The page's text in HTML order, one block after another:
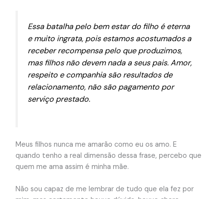
Essa batalha pelo bem estar do filho é eterna
e muito ingrata, pois estamos acostumados a
receber recompensa pelo que produzimos,
mas filhos não devem nada a seus pais. Amor,
respeito e companhia são resultados de
relacionamento, não são pagamento por
serviço prestado.
Meus filhos nunca me amarão como eu os amo. E
quando tenho a real dimensão dessa frase, percebo que
quem me ama assim é minha mãe.
Não sou capaz de me lembrar de tudo que ela fez por